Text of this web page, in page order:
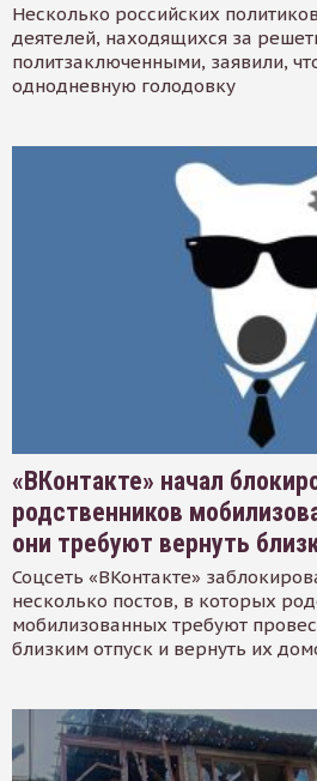
Несколько российских
деятелей, находящихся за
политзаключенными, заявили,
однодневную голодовку
«ВКонтакте» начал
родственников
они требуют вернуть
Соцсеть «ВКонтакте»
несколько постов, в которых
мобилизованных требуют
близким отпуск и вернуть их